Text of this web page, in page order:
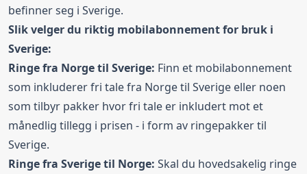
befinner seg i Sverige.
Slik velger du riktig mobilabonnement for bruk i
Sverige:
Ringe fra Norge til Sverige: Finn et mobilabonnement
som inkluderer fri tale fra Norge til Sverige eller noen
som tilbyr pakker hvor fri tale er inkludert mot et
månedlig tillegg i prisen - i form av ringepakker til
Sverige.
Ringe fra Sverige til Norge: Skal du hovedsakelig ringe